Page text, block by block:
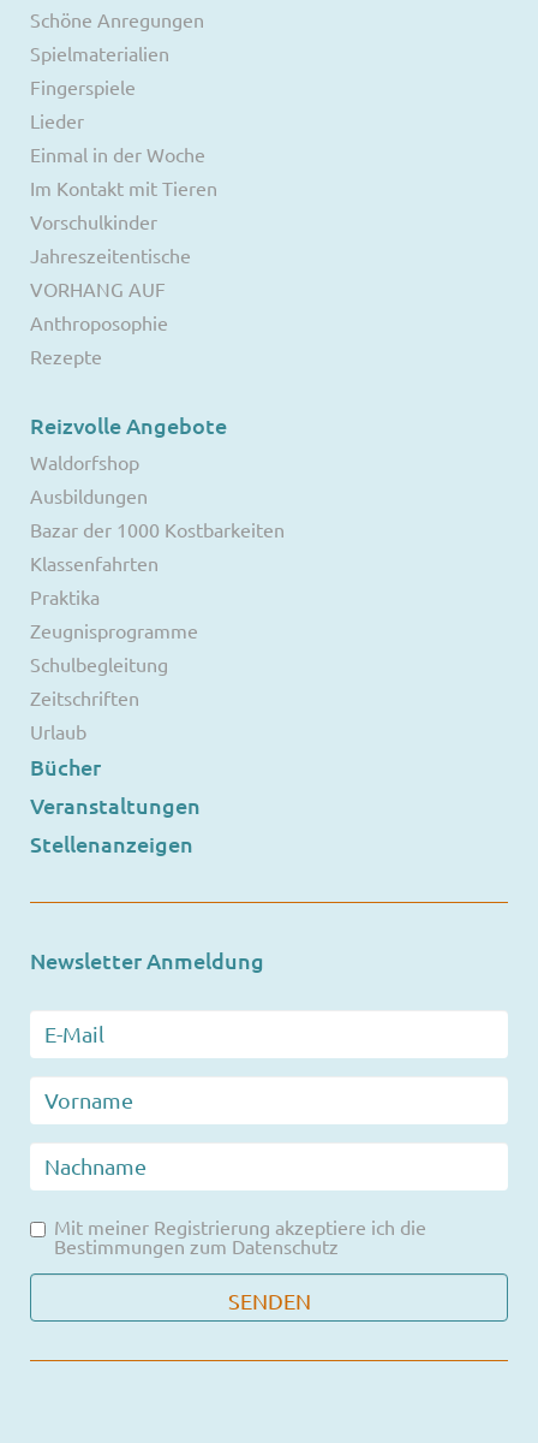
Schöne Anregungen
Spielmaterialien
Fingerspiele
Lieder
Einmal in der Woche
Im Kontakt mit Tieren
Vorschulkinder
Jahreszeitentische
VORHANG AUF
Anthroposophie
Rezepte
Reizvolle Angebote
Waldorfshop
Ausbildungen
Bazar der 1000 Kostbarkeiten
Klassenfahrten
Praktika
Zeugnisprogramme
Schulbegleitung
Zeitschriften
Urlaub
Bücher
Veranstaltungen
Stellenanzeigen
Newsletter Anmeldung
Mit meiner Registrierung akzeptiere ich die
Bestimmungen zum Datenschutz